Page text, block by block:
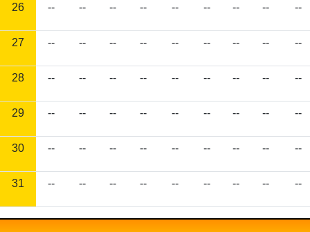
26 -- -- -- -- -- -- -- -- --
27 -- -- -- -- -- -- -- -- --
28 -- -- -- -- -- -- -- -- --
29 -- -- -- -- -- -- -- -- --
30 -- -- -- -- -- -- -- -- --
31 -- -- -- -- -- -- -- -- --